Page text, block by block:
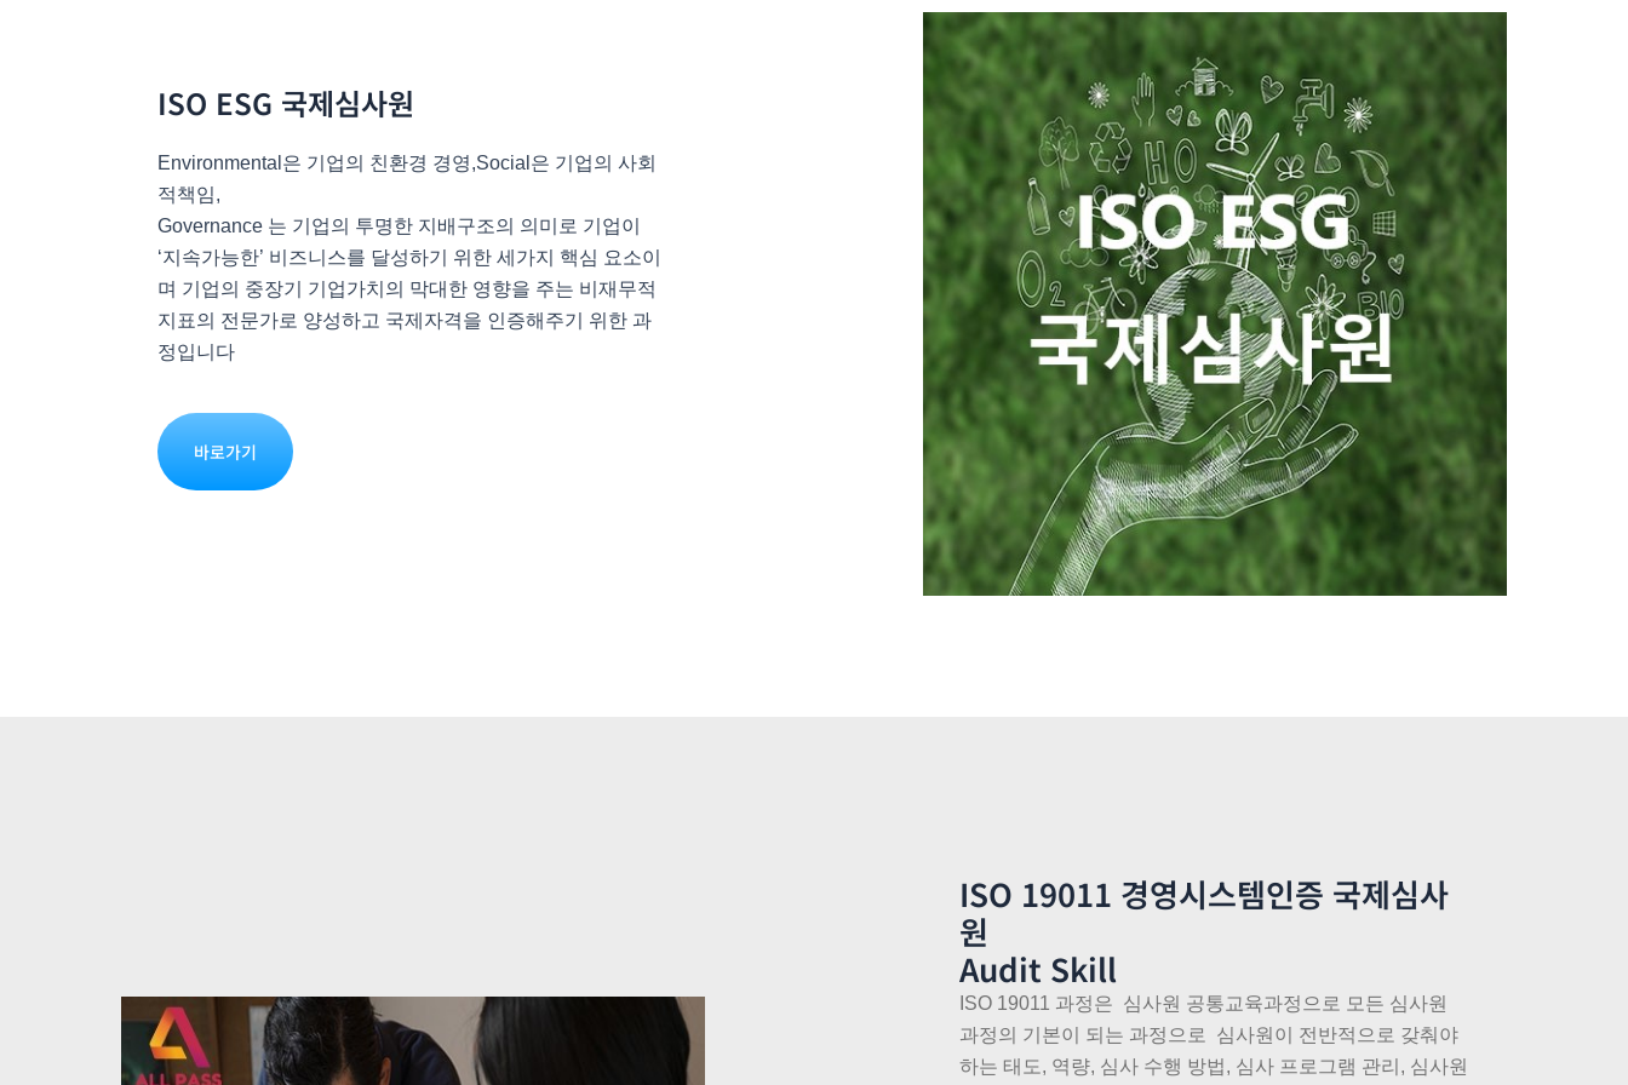
ISO ESG 국제심사원
Environmental은 기업의 친환경 경영,Social은 기업의 사회
적책임,
Governance 는 기업의 투명한 지배구조의 의미로 기업이
‘지속가능한’ 비즈니스를 달성하기 위한 세가지 핵심 요소이
며 기업의 중장기 기업가치의 막대한 영향을 주는 비재무적
지표의 전문가로 양성하고 국제자격을 인증해주기 위한 과
정입니다
바로가기
ISO 19011 경영시스템인증 국제심사
원
Audit Skill
ISO 19011 과정은 심사원 공통교육과정으로 모든 심사원
과정의 기본이 되는 과정으로 심사원이 전반적으로 갖춰야
하는 태도, 역량, 심사 수행 방법, 심사 프로그램 관리, 심사원